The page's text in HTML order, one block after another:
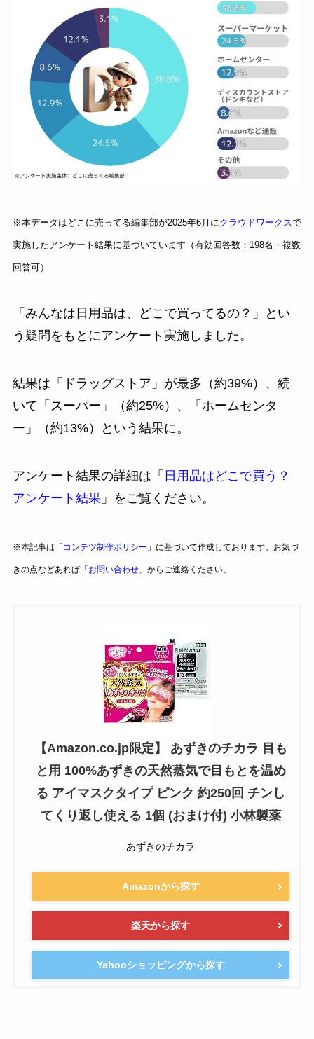
※本データはどこに売ってる編集部が2025年6月にクラウドワークスで
実施したアンケート結果に基づいています（有効回答数：198名・複数
回答可）
「みんなは日用品は、どこで買ってるの？」とい
う疑問をもとにアンケート実施しました。
結果は「ドラッグストア」が最多（約39%）、続
いて「スーパー」（約25%）、「ホームセンタ
ー」（約13%）という結果に。
アンケート結果の詳細は「 日用品はどこで買う？
アンケート結果 」をご覧ください。
※本記事は「 コンテツ制作ポリシー 」に基づいて作成しております。お気づ
きの点などあれば「 お問い合わせ」からご連絡ください。
【Amazon.co.jp限定】 あずきのチカラ 目も
と用 100%あずきの天然蒸気で目もとを温め
る アイマスクタイプ ピンク 約250回 チンし
てくり返し使える 1個 (おまけ付) 小林製薬
あずきのチカラ
Amazonから探す
楽天から探す
Yahooショッピングから探す